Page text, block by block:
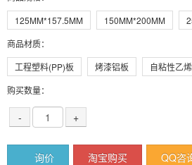
125MM*157.5MM
150MM*200MM
商品材质：
工程塑料(PP)板
烤漆铝板
自粘性乙烯
购买数量：
- +
询价 淘宝购买 QQ咨